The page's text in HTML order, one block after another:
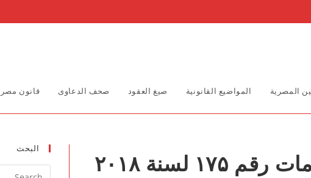
المصرية المواضيع القانونية صيغ العقود صحف الدعاوى قانون مصر
لسنة ۲۰۱۸
البحث